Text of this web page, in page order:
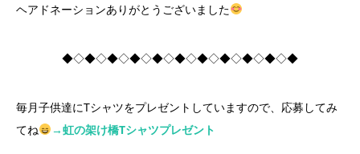
ヘアドネーションありがとうございました
◆◇◆◇◆◇◆◇◆◇◆◇◆◇◆◇◆◇◆◇◆
毎月子供達にTシャツをプレゼントしていますので、応募してみ
てね
→虹の架け橋Tシャツプレゼント